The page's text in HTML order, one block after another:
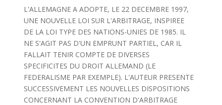
L'ALLEMAGNE A ADOPTE, LE 22 DECEMBRE 1997,
UNE NOUVELLE LOI SUR L'ARBITRAGE, INSPIREE
DE LA LOI TYPE DES NATIONS-UNIES DE 1985. IL
NE S'AGIT PAS D'UN EMPRUNT PARTIEL, CAR IL
FALLAIT TENIR COMPTE DE DIVERSES
SPECIFICITES DU DROIT ALLEMAND (LE
FEDERALISME PAR EXEMPLE). L'AUTEUR PRESENTE
SUCCESSIVEMENT LES NOUVELLES DISPOSITIONS
CONCERNANT LA CONVENTION D'ARBITRAGE